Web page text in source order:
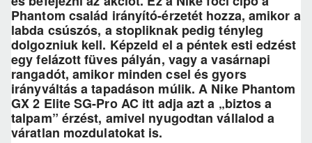
Phantom család irányító-érzetét hozza, amikor a
labda csúszós, a stopliknak pedig tényleg
dolgozniuk kell. Képzeld el a péntek esti edzést
egy felázott füves pályán, vagy a vasárnapi
rangadót, amikor minden csel és gyors
irányváltás a tapadáson múlik. A Nike Phantom
GX 2 Elite SG-Pro AC itt adja azt a „biztos a
talpam” érzést, amivel nyugodtan vállalod a
váratlan mozdulatokat is.